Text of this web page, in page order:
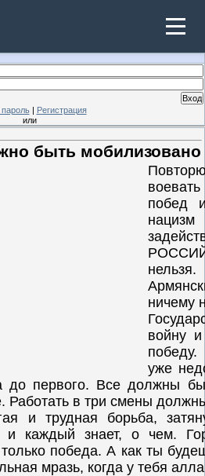
| Регистрация
или
быть
побед
нельзя.
ничему
войну
уже
до первого. Все должны
Работать в три смены
и трудная борьба,
и каждый знает, о чем.
победа. А как ты
мразь, когда у тебя